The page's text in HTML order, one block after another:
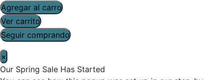
Agregar al carro
Ver carrito
Seguir comprando
×
Our Spring Sale Has Started